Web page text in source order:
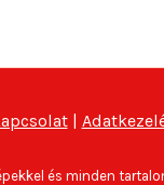
|
és minden